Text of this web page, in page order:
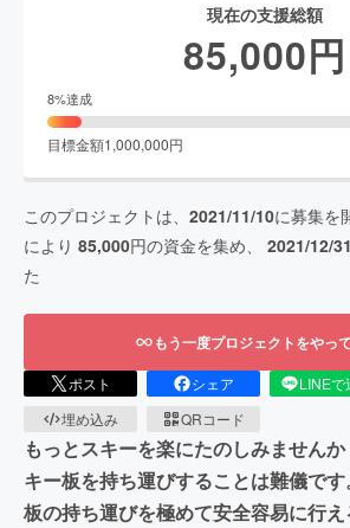
現在の支援総額
85,000円
8%達成
目標金額1,000,000円
このプロジェクトは、 2021/11/10に募集を
により 85,000円の資金を集め、 2021/12/31
た
もう一度プロジェクトをやっ
ポスト シェア LINEで
埋め込み
QRコード
もっとスキーを楽にたのしみません
キー板を持ち運びすることは難儀で
板の持ち運びを極めて安全容易に行